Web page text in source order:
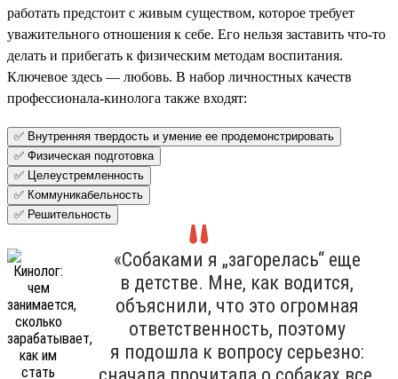
работать предстоит с живым существом, которое требует
уважительного отношения к себе. Его нельзя заставить что-то
делать и прибегать к физическим методам воспитания.
Ключевое здесь — любовь. В набор личностных качеств
профессионала-кинолога также входят:
✅ Внутренняя твердость и умение ее продемонстрировать
✅ Физическая подготовка
✅ Целеустремленность
✅ Коммуникабельность
✅ Решительность
«Собаками я „загорелась“ еще
в детстве. Мне, как водится,
объяснили, что это огромная
ответственность, поэтому
я подошла к вопросу серьезно: